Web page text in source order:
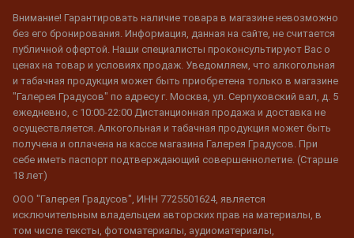
Внимание! Гарантировать наличие товара в магазине невозможно
без его бронирования. Информация, данная на сайте, не считается
публичной офертой. Наши специалисты проконсультируют Вас о
ценах на товар и условиях продаж. Уведомляем, что алкогольная
и табачная продукция может быть приобретена только в магазине
"Галерея Градусов" по адресу г. Москва, ул. Серпуховский вал, д. 5
ежедневно, с 10:00-22:00 Дистанционная продажа и доставка не
осуществляется. Алкогольная и табачная продукция может быть
получена и оплачена на кассе магазина Галерея Градусов. При
себе иметь паспорт подтверждающий совершеннолетие. (Старше
18 лет)
ООО "Галерея Градусов", ИНН 7725501624, является
исключительным владельцем авторских прав на материалы, в
том числе тексты, фотоматериалы, аудиоматериалы,